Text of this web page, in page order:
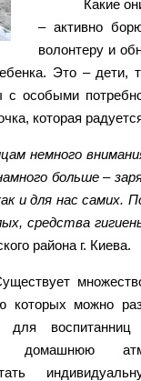
Какие
– активно
волонтеру и
Это –
особыми
которая
немного
больше –
и для нас
средства
района г. Киева.
которых можно
для воспитанниц
домашнюю